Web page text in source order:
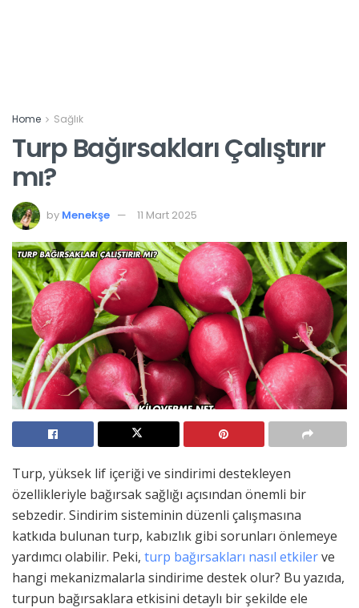
Home Sağlık
Turp Bağırsakları Çalıştırır
mı?
by Menekşe 11 Mart 2025
Turp, yüksek lif içeriği ve sindirimi destekleyen
özellikleriyle bağırsak sağlığı açısından önemli bir
sebzedir. Sindirim sisteminin düzenli çalışmasına
katkıda bulunan turp, kabızlık gibi sorunları önlemeye
yardımcı olabilir. Peki, turp bağırsakları nasıl etkilerve
hangi mekanizmalarla sindirime destek olur? Bu yazıda,
turpun bağırsaklara etkisini detaylı bir şekilde ele